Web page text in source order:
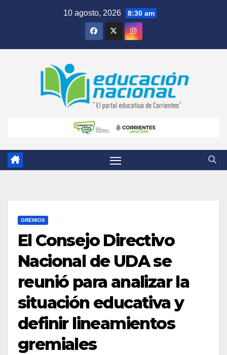
10 agosto, 2026 8:30 am
GREMIOS
El Consejo Directivo
Nacional de UDA se
reunió para analizar la
situación educativa y
definir lineamientos
gremiales